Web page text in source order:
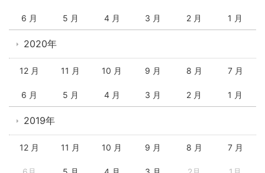
6 月 5 月 4 月 3 月 2 月 1 月
2020年
12 月 11 月 10 月 9 月 8 月 7 月
6 月 5 月 4 月 3 月 2 月 1 月
2019年
12 月 11 月 10 月 9 月 8 月 7 月